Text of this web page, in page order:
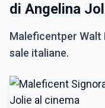
di Angelina
Maleficentper Walt
sale italiane.